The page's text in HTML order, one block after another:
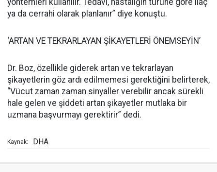
yöntemleri kullanılır. Tedavi, hastalığın türüne göre ilaç
ya da cerrahi olarak planlanır” diye konuştu.
‘ARTAN VE TEKRARLAYAN ŞİKAYETLERİ ÖNEMSEYİN’
Dr. Boz, özellikle giderek artan ve tekrarlayan
şikayetlerin göz ardı edilmemesi gerektiğini belirterek,
“Vücut zaman zaman sinyaller verebilir ancak sürekli
hale gelen ve şiddeti artan şikayetler mutlaka bir
uzmana başvurmayı gerektirir” dedi.
Kaynak: DHA